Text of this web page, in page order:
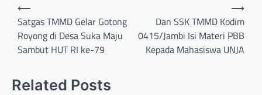
⟵
Satgas TMMD Gelar Gotong
Royong di Desa Suka Maju
Sambut HUT RI ke-79
Dan SSK TMMD Kodim
0415/Jambi Isi Materi PBB
Kepada Mahasiswa UNJA
⟶
Related Posts